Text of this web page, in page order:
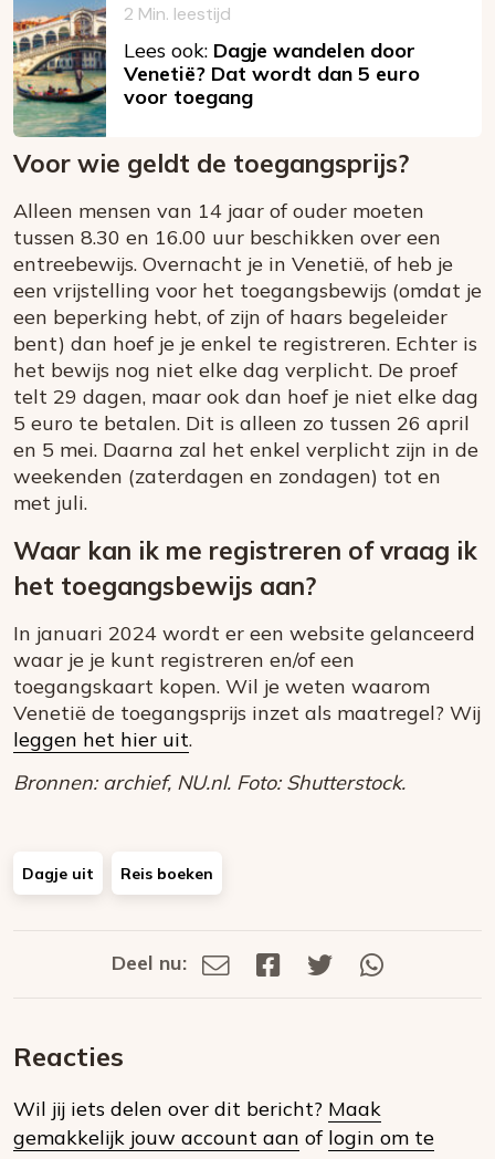
2 Min. leestijd
Lees ook: Dagje wandelen door
Venetië? Dat wordt dan 5 euro
voor toegang
Voor wie geldt de toegangsprijs?
Alleen mensen van 14 jaar of ouder moeten
tussen 8.30 en 16.00 uur beschikken over een
entreebewijs. Overnacht je in Venetië, of heb je
een vrijstelling voor het toegangsbewijs (omdat je
een beperking hebt, of zijn of haars begeleider
bent) dan hoef je je enkel te registreren. Echter is
het bewijs nog niet elke dag verplicht. De proef
telt 29 dagen, maar ook dan hoef je niet elke dag
5 euro te betalen. Dit is alleen zo tussen 26 april
en 5 mei. Daarna zal het enkel verplicht zijn in de
weekenden (zaterdagen en zondagen) tot en
met juli.
Waar kan ik me registreren of vraag ik
het toegangsbewijs aan?
In januari 2024 wordt er een website gelanceerd
waar je je kunt registreren en/of een
toegangskaart kopen. Wil je weten waarom
Venetië de toegangsprijs inzet als maatregel? Wij
leggen het hier uit.
Bronnen: archief, NU.nl. Foto: Shutterstock.
Dagje uit Reis boeken
Deel
social
Deel nu:
Deel
Deel
Deel
Reacties
Wil jij iets delen over dit bericht? Maak
gemakkelijk jouw account aan of login om te